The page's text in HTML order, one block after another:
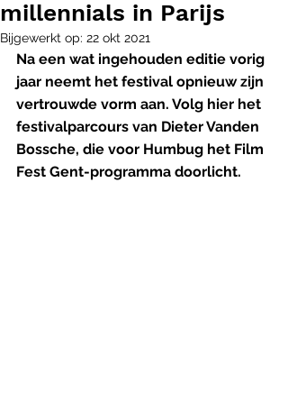
millennials in Parijs
Bijgewerkt op: 22 okt 2021
​​Na een wat ingehouden editie vorig
jaar neemt het festival opnieuw zijn
vertrouwde vorm aan. Volg hier het
festivalparcours van Dieter Vanden
Bossche, die voor Humbug het Film
Fest Gent-programma doorlicht.